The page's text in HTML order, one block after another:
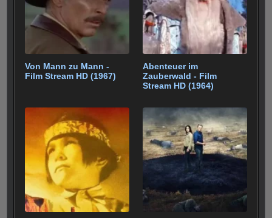
Von Mann zu Mann -
Film Stream HD (1967)
Abenteuer im
Zauberwald - Film
Stream HD (1964)